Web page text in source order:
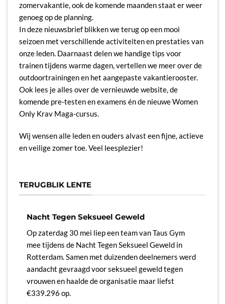
zomervakantie, ook de komende maanden staat er weer
genoeg op de planning.
In deze nieuwsbrief blikken we terug op een mooi
seizoen met verschillende activiteiten en prestaties van
onze leden. Daarnaast delen we handige tips voor
trainen tijdens warme dagen, vertellen we meer over de
outdoortrainingen en het aangepaste vakantierooster.
Ook lees je alles over de vernieuwde website, de
komende pre-testen en examens én de nieuwe Women
Only Krav Maga-cursus.
Wij wensen alle leden en ouders alvast een fijne, actieve
en veilige zomer toe. Veel leesplezier!
TERUGBLIK LENTE
Nacht Tegen Seksueel Geweld
Op zaterdag 30 mei liep een team van Taus Gym
mee tijdens de Nacht Tegen Seksueel Geweld in
Rotterdam. Samen met duizenden deelnemers werd
aandacht gevraagd voor seksueel geweld tegen
vrouwen en haalde de organisatie maar liefst
€339.296 op.